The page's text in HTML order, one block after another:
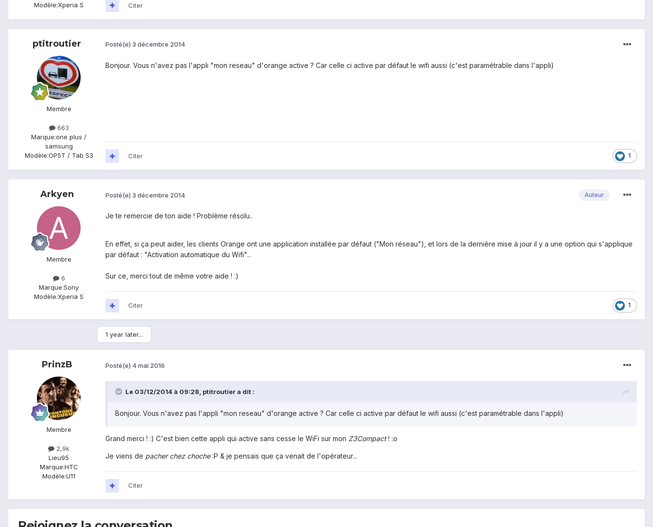
Modèle:Xperia S Citer
ptitroutier
Membre
663
Marque:one plus /
samsung
Modèle:OP5T / Tab S3
Posté(e) 3 décembre 2014
Bonjour. Vous n'avez pas l'appli "mon reseau" d'orange active ? Car celle ci active par défaut le wifi aussi (c'est paramétrable dans l'appli)
1
Citer
Arkyen
Membre
6
Marque:Sony
Modèle:Xperia S
Auteur
Posté(e) 3 décembre 2014
Je te remercie de ton aide ! Problème résolu..
En effet, si ça peut aider, les clients Orange ont une application installée par défaut ("Mon réseau"), et lors de la dernière mise à jour il y a une option qui s'applique
par défaut : "Activation automatique du Wifi"...
Sur ce, merci tout de même votre aide ! :)
1
Citer
1 year later...
PrinzB
Membre
2,9k
Lieu95
Marque:HTC
Modèle:U11
Posté(e) 4 mai 2016
Le 03/12/2014 à 09:28, ptitroutier a dit :
Bonjour. Vous n'avez pas l'appli "mon reseau" d'orange active ? Car celle ci active par défaut le wifi aussi (c'est paramétrable dans l'appli)
Grand merci ! :) C'est bien cette appli qui active sans cesse le WiFi sur mon Z3Compact! :o
Je viens de pacher chez choche:P & je pensais que ça venait de l'opérateur...
Citer